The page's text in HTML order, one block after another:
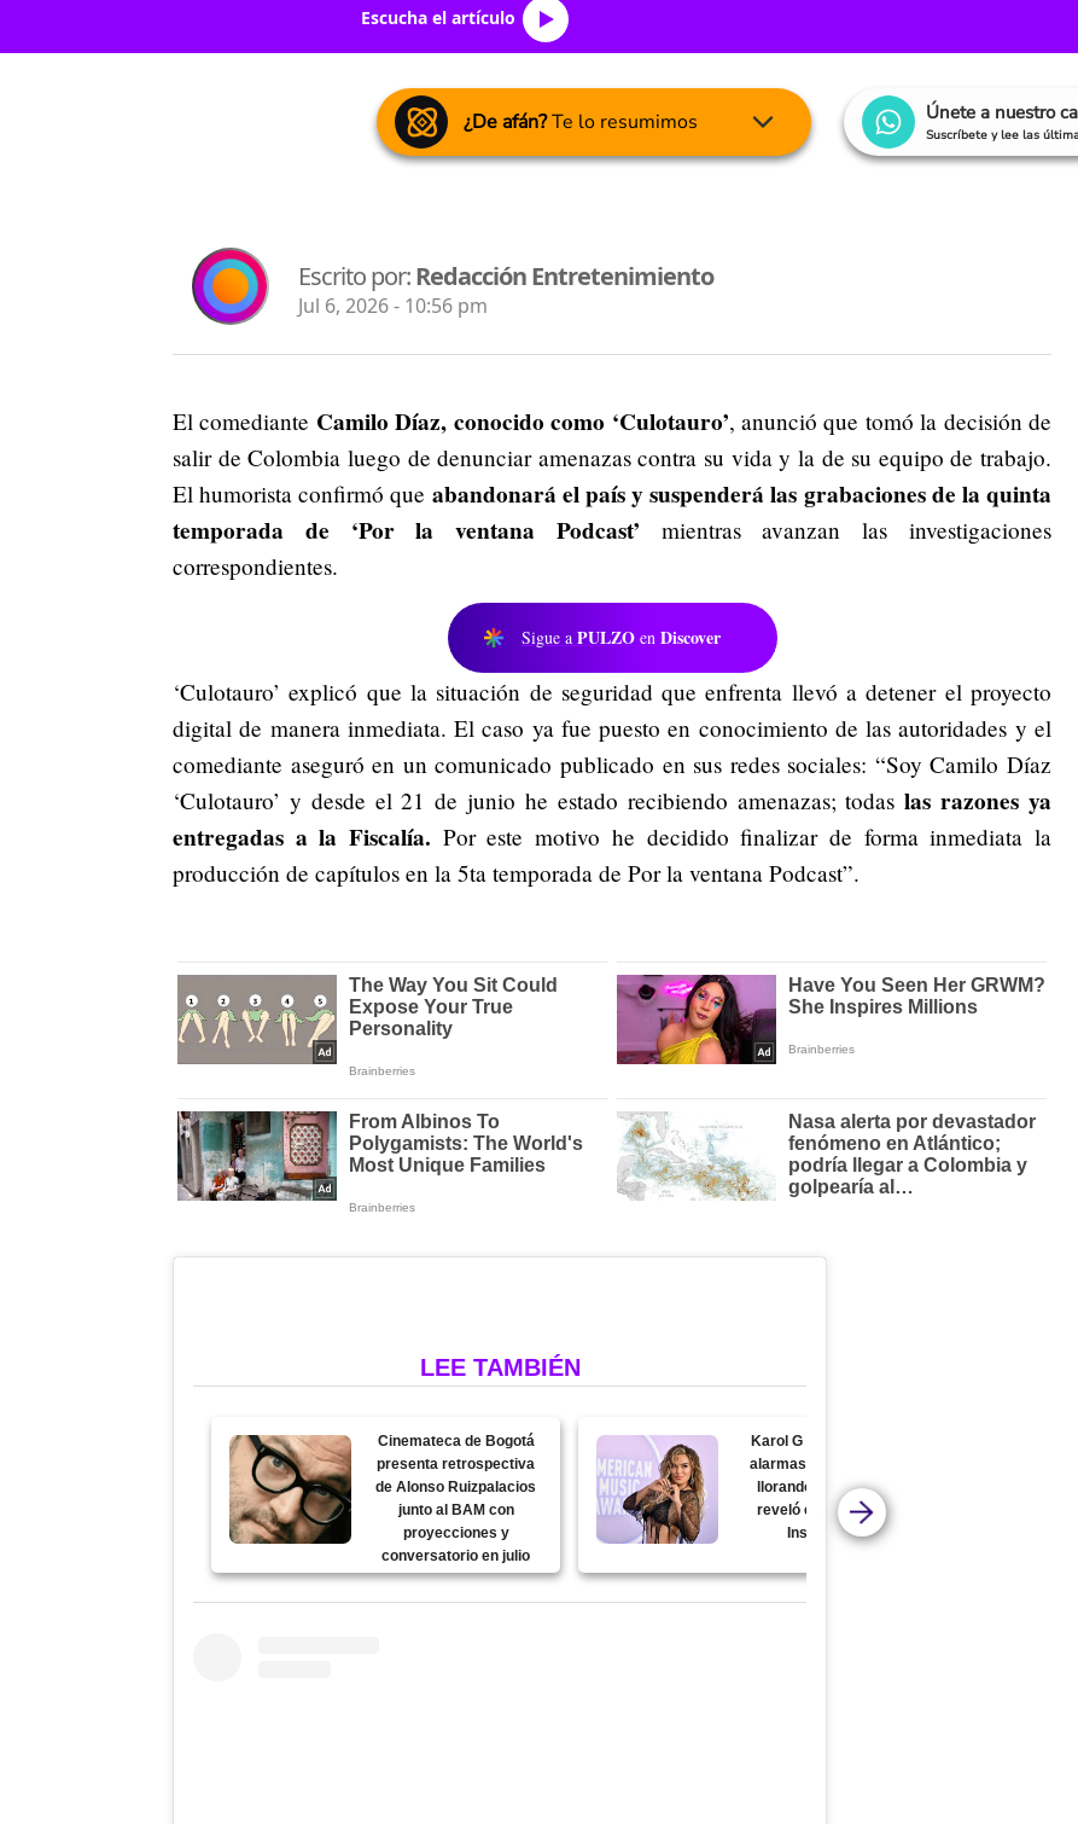
Escucha el artículo
¿De afán?Te lo resumimos Únete a nuestro
Suscríbete y lee las
Escrito por:Redacción Entretenimiento
Jul 6, 2026 - 10:56 pm
El comediante Camilo Díaz, conocido como ‘Culotauro’, anunció que tomó la decisión de
salir de Colombia luego de denunciar amenazas contra su vida y la de su equipo de trabajo.
El humorista confirmó que abandonará el país y suspenderá las grabaciones de la quinta
temporada de ‘Por la ventana Podcast’ mientras avanzan las investigaciones
correspondientes.
Sigue a PULZO en Discover
‘Culotauro’ explicó que la situación de seguridad que enfrenta llevó a detener el proyecto
digital de manera inmediata. El caso ya fue puesto en conocimiento de las autoridades y el
comediante aseguró en un comunicado publicado en sus redes sociales: “Soy Camilo Díaz
‘Culotauro’ y desde el 21 de junio he estado recibiendo amenazas; todaslas razones ya
entregadas a la Fiscalía. Por este motivo he decidido finalizar de forma inmediata la
producción de capítulos en la 5ta temporada de Por la ventana Podcast”.
LEE TAMBIÉN
Cinemateca de Bogotá
presenta retrospectiva
de Alonso Ruizpalacios
junto al BAM con
proyecciones y
conversatorio en julio
Karol G encendió las
alarmas con una foto
llorando y después
reveló el motivo en
Instagram